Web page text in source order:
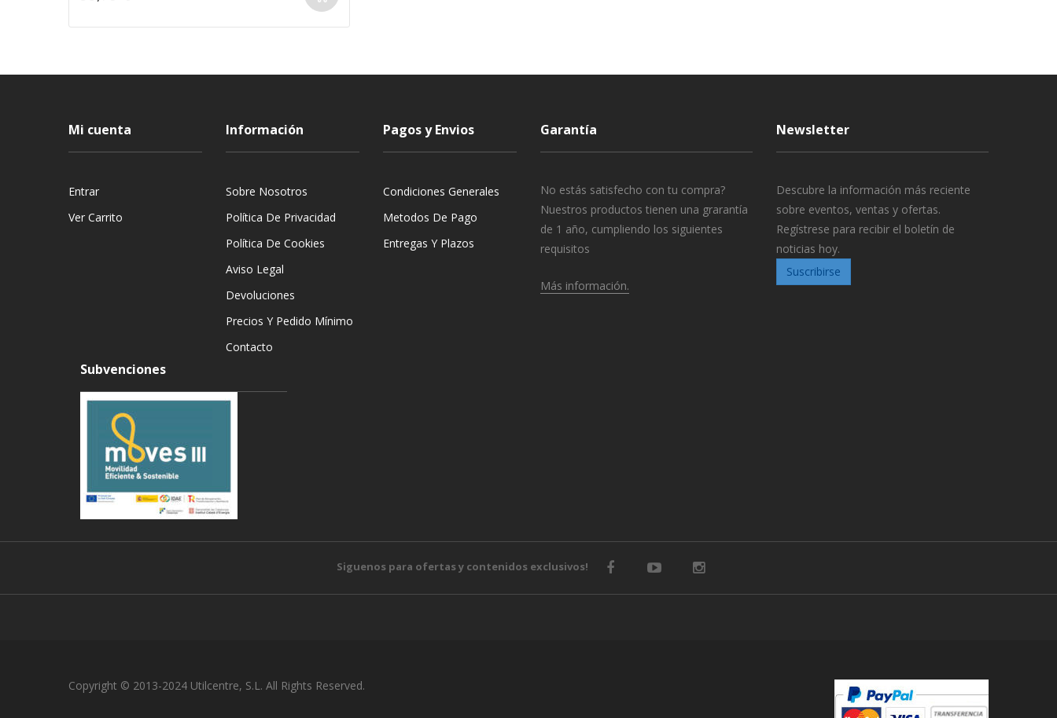
Mi cuenta
Entrar
Ver Carrito
Información
Sobre Nosotros
Política De Privacidad
Política De Cookies
Aviso Legal
Devoluciones
Precios Y Pedido Mínimo
Contacto
Pagos y Envios
Condiciones Generales
Metodos De Pago
Entregas Y Plazos
Garantía
No estás satisfecho con tu compra?
Nuestros productos tienen una grarantía
de 1 año, cumpliendo los siguientes
requisitos
Más información.
Newsletter
Descubre la información más reciente
sobre eventos, ventas y ofertas.
Regístrese para recibir el boletín de
noticias hoy.
Suscribirse
Subvenciones
Siguenos para ofertas y contenidos exclusivos!
Copyright © 2013-2024 Utilcentre, S.L. All Rights Reserved.